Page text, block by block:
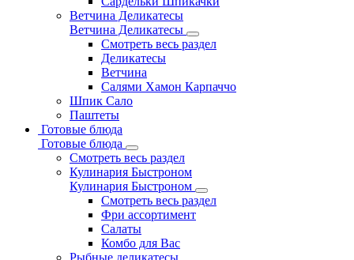
Ветчина Деликатесы
Ветчина Деликатесы
Смотреть весь раздел
Деликатесы
Ветчина
Салями Хамон Карпаччо
Шпик Сало
Паштеты
Готовые блюда
Готовые блюда
Смотреть весь раздел
Кулинария Быстроном
Кулинария Быстроном
Смотреть весь раздел
Фри ассортимент
Салаты
Комбо для Вас
Рыбные деликатесы